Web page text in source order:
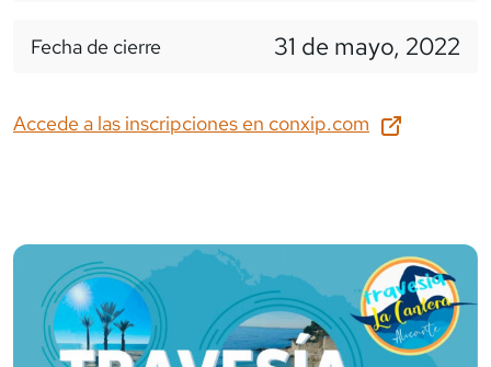
Fecha de cierre 31 de mayo, 2022
Accede a las inscripciones en conxip.com